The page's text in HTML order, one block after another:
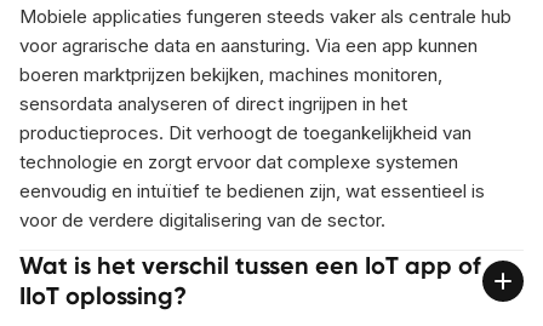
Mobiele applicaties fungeren steeds vaker als centrale hub
voor agrarische data en aansturing. Via een app kunnen
boeren marktprijzen bekijken, machines monitoren,
sensordata analyseren of direct ingrijpen in het
productieproces. Dit verhoogt de toegankelijkheid van
technologie en zorgt ervoor dat complexe systemen
eenvoudig en intuïtief te bedienen zijn, wat essentieel is
voor de verdere digitalisering van de sector.
Wat is het verschil tussen een IoT app of
IIoT oplossing?